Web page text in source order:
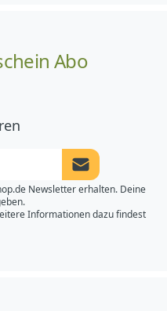
Abo
Newsletter
Newsletter erhalten. Deine
Informationen dazu findest